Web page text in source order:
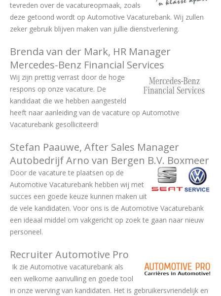
tevreden over de vacatureopmaak, zoals
deze getoond wordt op Automotive Vacaturebank. Wij zullen
zeker gebruik blijven maken van jullie dienstverlening.
Brenda van der Mark, HR Manager
Mercedes-Benz Financial Services
Wij zijn prettig verrast door de hoge
respons op onze vacature. De
kandidaat die we hebben aangesteld
heeft naar aanleiding van de vacature op Automotive
Vacaturebank gesolliciteerd!
Stefan Paauwe, After Sales Manager
Autobedrijf Arno van Bergen B.V. Boxmeer
Door de vacature te plaatsen op de
Automotive Vacaturebank hebben wij met
succes een goede keuze kunnen maken uit
de vele kandidaten. Voor ons is de Automotive Vacaturebank
een ideaal middel om vakgericht op zoek te gaan naar nieuw
personeel.
Recruiter Automotive Pro
Ik zie Automotive vacaturebank als
een welkome aanvulling en goede tool
in onze werving van kandidaten. Het is gebruikersvriendelijk en